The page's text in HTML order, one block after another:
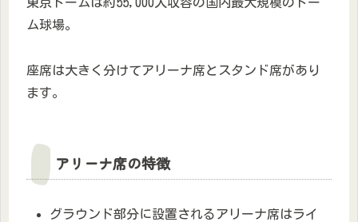
東京ドームは約55,000人収容の国内最大規模のドー
ム球場。
座席は大きく分けてアリーナ席とスタンド席があり
ます。
アリーナ席の特徴
グラウンド部分に設置されるアリーナ席はライ